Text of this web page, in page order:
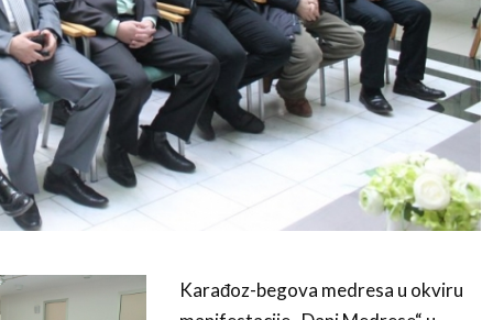
Karađoz-begova medresa u okviru